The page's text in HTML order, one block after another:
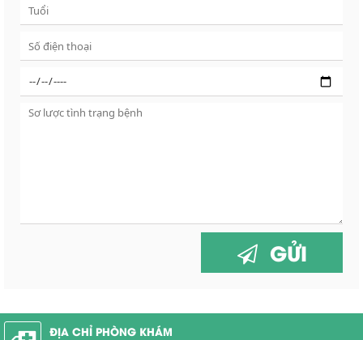
GỬI
ĐỊA CHỈ PHÒNG KHÁM